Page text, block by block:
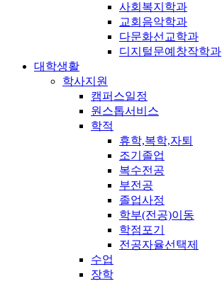
사회복지학과
교회음악학과
다문화선교학과
디지털문예창작학과
대학생활
학사지원
캠퍼스일정
원스톱서비스
학적
휴학,복학,자퇴
조기졸업
복수전공
부전공
졸업사정
학부(전공)이동
학점포기
전공자율선택제
수업
장학